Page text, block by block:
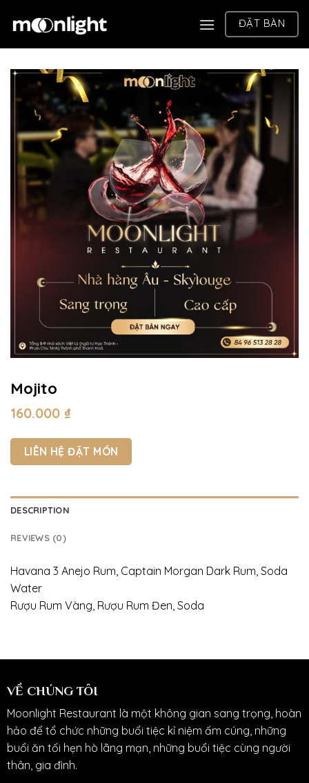
đến
ĐẶT BÀN
Mojito
160.000 ₫
LIÊN HỆ ĐẶT MÓN
DESCRIPTION
REVIEWS (0)
Havana 3 Anejo Rum, Captain Morgan Dark Rum, Soda
Water
Rượu Rum Vàng, Rượu Rum Đen, Soda
VỀ CHÚNG TÔI
Moonlight Restaurant là một không gian sang trọng, hoàn
hảo để tổ chức những buổi tiệc kỉ niệm ấm cúng, những
buổi ăn tối hẹn hò lãng mạn, những buổi tiệc cùng người
thân, gia đình.